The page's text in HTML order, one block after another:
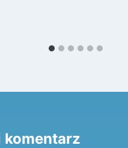
komentarz